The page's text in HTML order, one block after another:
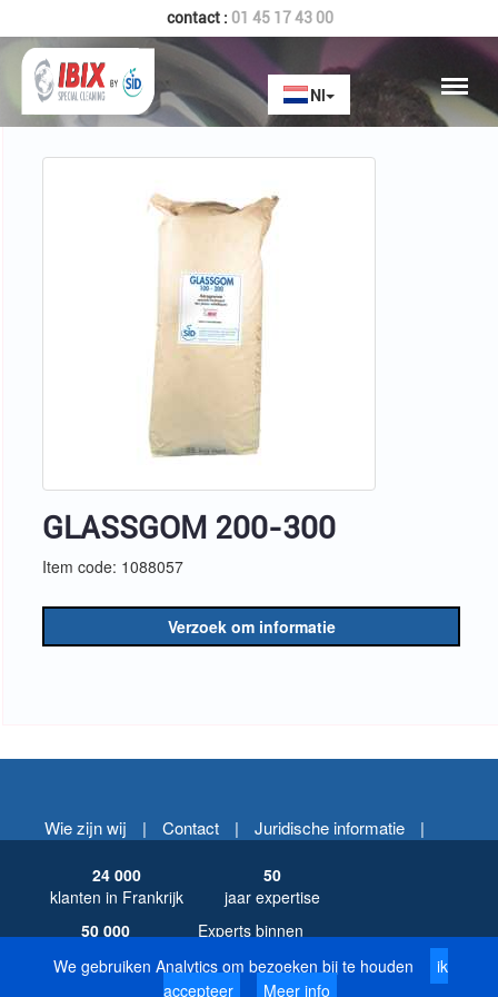
contact : 01 45 17 43 00
Home
GLASSGOM 200-300
Item code: 1088057
Verzoek om informatie
Wie zijn wij | Contact | Juridische informatie |
24 000
klanten in Frankrijk
50
jaar expertise
50 000
Experts binnen
We gebruiken Analytics om bezoeken bij te houden
ik
accepteer
Meer info